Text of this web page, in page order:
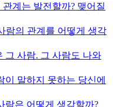
계는 발전할까? 맺어질
람의 관계를 어떻게 생각
그 사람. 그 사람도 나와
이 말하지 못하는 당신에
람은 어떻게 생각할까?